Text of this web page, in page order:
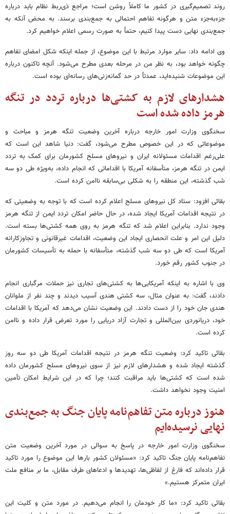
روند تصمیم‌گیری در کشور ما کاملاً روشن است؛ مراجع ذی‌ربط نظام باید درباره
جزء‌به‌جزء متن و هرگونه تفاهم احتمالی به جمع‌بندی برسند. به محض آنکه به
جمع‌بندی نهایی دست پیدا کنیم، حتماً به صورت رسمی اعلام خواهیم کرد.
وی ادامه داد: سایر موارد مرتبط با این موضوع، از جمله اینکه شکل امضای تفاهم
چگونه خواهد بود، به نظر من در مرحله بعدی مطرح می‌شود. آنچه تاکنون درباره
این موضوعات شنیده‌اید، عمدتاً در حد گمانه‌زنی‌های رسانه‌ای بوده است.
هشدارهای لازم به کشتی‌ها درباره تردد در تنگه
هرمز داده شده است
سخنگوی وزارت امور خارجه درباره آخرین وضعیت تنگه هرمز و مباحث و
موضوعاتی که در این خصوص مطرح می‌شود، گفت: دنیا شاهد این است که
علی‌رغم اقدامات مسئولانه ایران و نیروهای مسلح کشورمان برای کمک به تردد
ایمن در تنگه هرمز، متأسفانه آمریکا با اقداماتی که انجام داده، به‌ویژه طی دو سه
شب گذشته، این منطقه را به شکلی بی‌سابقه ناامن کرده است.
بقائی افزود: ستاد کل نیروهای مسلح اعلام کرده است که با توجه به وضعیتی که
در نتیجه اقدامات آمریکا ایجاد شده، در حال حاضر امکان تردد ایمن از تنگه هرمز
وجود ندارد. بنابراین اعلام شد که تنگه هرمز به روی همه کشتی‌ها بسته است.
دلیل این امر و علت انحصاری ایجاد این وضعیت، اقدامات غیرقانونی و تجاوزکارانه
آمریکا است که طی دو سه شب گذشته، متأسفانه با حمله به تأسیسات کشورمان
در جنوب کشور رقم خورد.
وی با اشاره به اینکه آمریکایی‌ها به کشتی‌های تجاری نیز حملات مرگباری انجام
دادند، گفت: به عنوان مثال، سه کشتی هندی آسیب دیدند و چند نفر از ملوانان
هندی جان خود را از دست دادند. این وضعیت نشان می‌دهد که آمریکا با اقدامات
خود، دریانوردی بین‌المللی و تجارت آزاد دریایی را مورد تعرض قرار داده و ناامن
کرده است.
بقائی تاکید کرد: وضعیت تنگه هرمز در نتیجه اقدامات آمریکا طی دو سه روز
گذشته ایجاد شده و هشدارهای لازم نیز از سوی نیروهای مسلح کشورمان داده
شده است که کشتی‌ها باید مراقبت کنند؛ چرا که در این شرایط امکان تأمین
امنیت وجود نخواهد داشت.
هنوز درباره متن تفاهم‌نامه پایان جنگ به جمع‌بندی
نهایی نرسیده‌ایم
سخنگوی وزارت امور خارجه در پاسخ به سوالی در مورد آخرین وضعیت متن
تفاهم‌نامه پایان جنگ تاکید کرد: «مسئولان کشور بارها این موضوع را مورد تاکید
قرار داده‌اند که فارغ از لفاظی‌ها، تهدیدها و ادعاهای طرف مقابل، ما بر منافع ملت
ایران متمرکز هستیم.»
بقائی تاکید کرد: «ما کار خودمان را انجام می‌دهیم. در مورد متن و کلیت این